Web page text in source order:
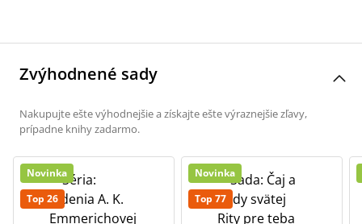
Zvýhodnené sady
Nakupujte ešte výhodnejšie a získajte ešte výraznejšie zľavy,
prípadne knihy zadarmo.
Novinka
Top 26
Novinka
Top 77